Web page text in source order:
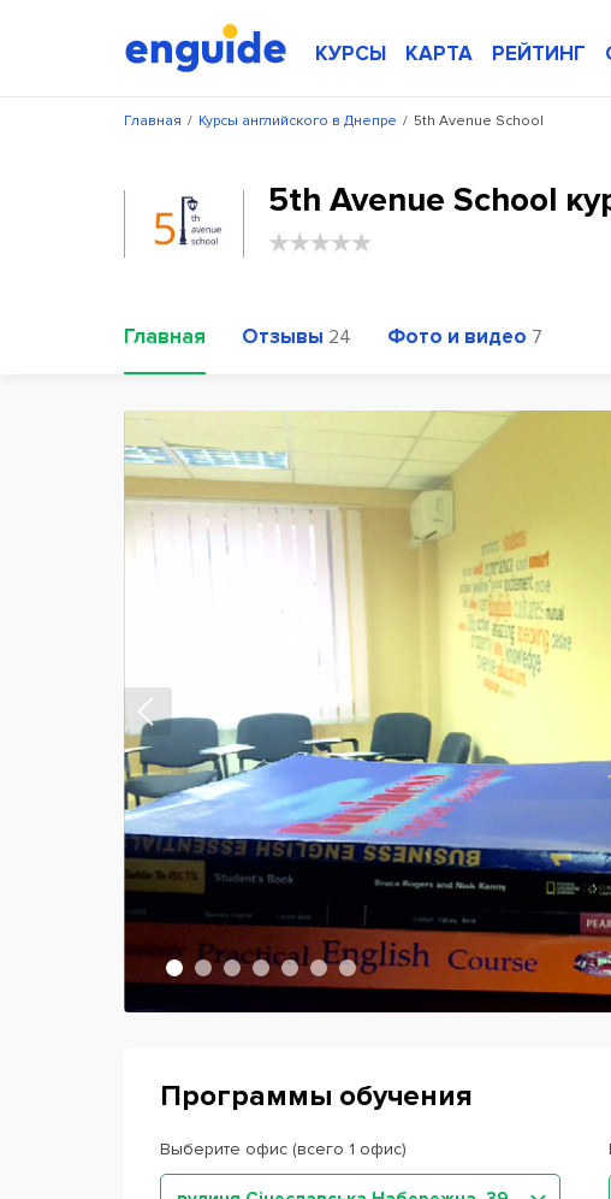
КУРСЫ КАРТА РЕЙТИНГ
/
Главная /
Курсы английского в Днепре 5th Avenue School
5th Avenue School
Главная Отзывы 24 Фото и видео 7
Программы обучения
Выберите офис (всего 1 офис)